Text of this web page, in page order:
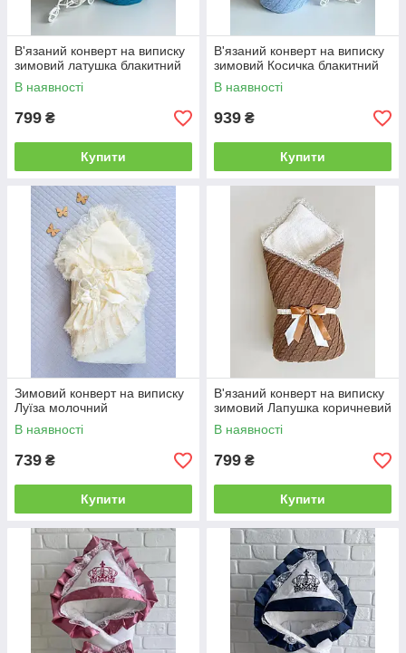
В'язаний конверт на виписку
зимовий латушка блакитний
В наявності
799 ₴
Купити
В'язаний конверт на виписку
зимовий Косичка блакитний
В наявності
939 ₴
Купити
Зимовий конверт на виписку
Луїза молочний
В наявності
739 ₴
Купити
В'язаний конверт на виписку
зимовий Лапушка коричневий
В наявності
799 ₴
Купити